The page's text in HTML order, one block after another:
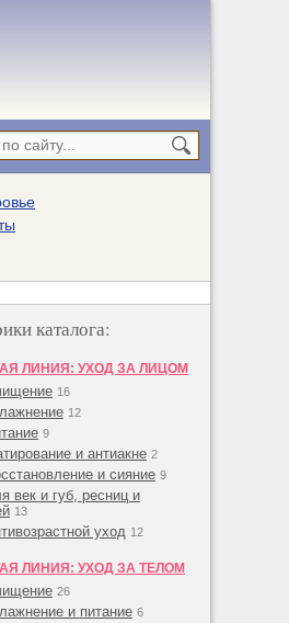
каталога:
ЛИНИЯ: УХОД ЗА ЛИЦОМ
16
12
9
и антиакне 2
и сияние 9
век и губ, ресниц и
13
уход 12
ЛИНИЯ: УХОД ЗА ТЕЛОМ
26
и питание 6